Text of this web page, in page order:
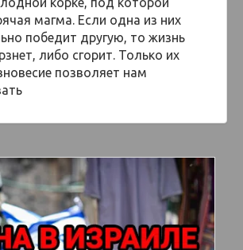
магма. Если одна из них
победит другую, то жизнь
либо сгорит. Только их
позволяет нам